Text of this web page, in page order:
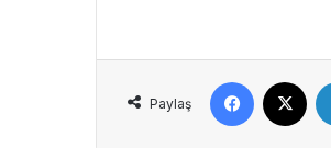
Paylaş
Facebook